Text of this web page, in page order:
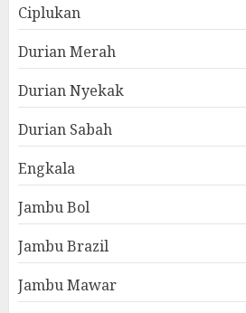
Ciplukan
Durian Merah
Durian Nyekak
Durian Sabah
Engkala
Jambu Bol
Jambu Brazil
Jambu Mawar